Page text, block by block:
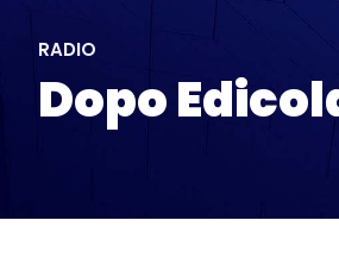
RADIO
Dopo